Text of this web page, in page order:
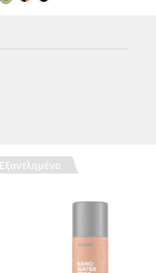
Εξαντλημένο